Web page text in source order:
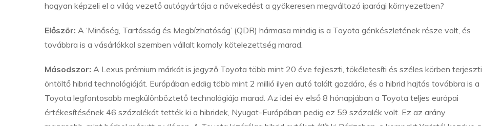
hogyan képzeli el a világ vezető autógyártója a növekedést a gyökeresen megváltozó iparági környezetben?
Először: A ‘Minőség, Tartósság és Megbízhatóság’ (QDR) hármasa mindig is a Toyota génkészletének része volt, és
továbbra is a vásárlókkal szemben vállalt komoly kötelezettség marad.
Másodszor: A Lexus prémium márkát is jegyző Toyota több mint 20 éve fejleszti, tökéletesíti és széles körben terjeszti
öntöltő hibrid technológiáját. Európában eddig több mint 2 millió ilyen autó talált gazdára, és a hibrid hajtás továbbra is a
Toyota legfontosabb megkülönböztető technológiája marad. Az idei év első 8 hónapjában a Toyota teljes európai
értékesítésének 46 százalékát tették ki a hibridek, Nyugat-Európában pedig ez 59 százalék volt. Ez az arány